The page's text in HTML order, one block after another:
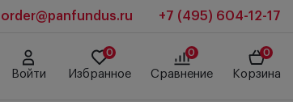
order@panfundus.ru +7 (495) 604-12-17
Войти
0
Избранное
0
Сравнение
0
Корзина